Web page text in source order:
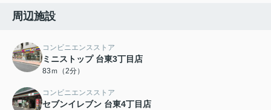
周辺施設
コンビニエンスストア
ミニストップ 台東3丁目店
83ｍ（2分）
コンビニエンスストア
セブンイレブン 台東4丁目店